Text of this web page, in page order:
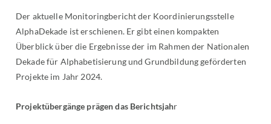
Der aktuelle Monitoringbericht der Koordinierungsstelle
AlphaDekade ist erschienen. Er gibt einen kompakten
Überblick über die Ergebnisse der im Rahmen der Nationalen
Dekade für Alphabetisierung und Grundbildung geförderten
Projekte im Jahr 2024.
Projektübergänge prägen das Berichtsjahr